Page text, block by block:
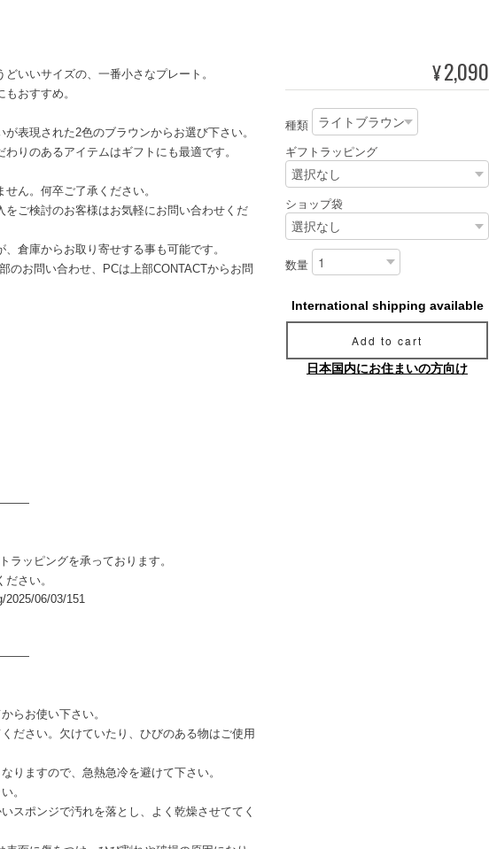
いいサイズの、一番小さなプレート。
おすすめ。
表現された2色のブラウンからお選び下さい。
りのあるアイテムはギフトにも最適です。
ん。何卒ご了承ください。
ご検討のお客様はお気軽にお問い合わせくだ
倉庫からお取り寄せする事も可能です。
のお問い合わせ、PCは上部CONTACTからお問
ラッピングを承っております。
さい。
2025/06/03/151
らお使い下さい。
ださい。欠けていたり、ひびのある物はご使用
りますので、急熱急冷を避けて下さい。
。
スポンジで汚れを落とし、よく乾燥させててく
¥2,090
種類
ギフトラッピング
ショップ袋
数量
International shipping available
Add to cart
日本国内にお住まいの方向け